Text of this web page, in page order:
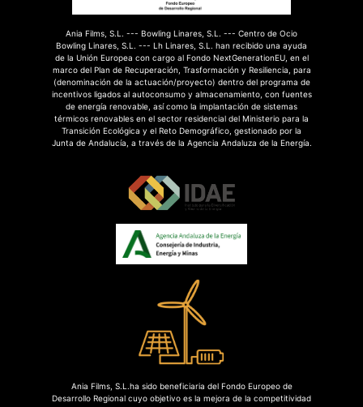
Ania Films, S.L. --- Bowling Linares, S.L. --- Centro de Ocio
Bowling Linares, S.L. --- Lh Linares, S.L. han recibido una ayuda
de la Unión Europea con cargo al Fondo NextGenerationEU, en el
marco del Plan de Recuperación, Trasformación y Resiliencia, para
(denominación de la actuación/proyecto) dentro del programa de
incentivos ligados al autoconsumo y almacenamiento, con fuentes
de energía renovable, así como la implantación de sistemas
térmicos renovables en el sector residencial del Ministerio para la
Transición Ecológica y el Reto Demográfico, gestionado por la
Junta de Andalucía, a través de la Agencia Andaluza de la Energía.
Ania Films, S.L.ha sido beneficiaria del Fondo Europeo de
Desarrollo Regional cuyo objetivo es la mejora de la competitividad